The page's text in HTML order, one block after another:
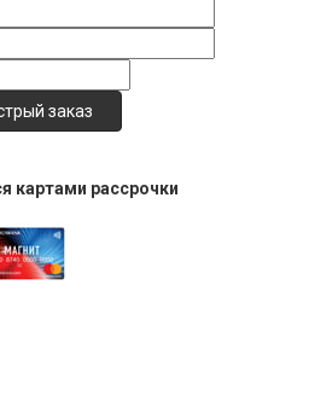
картами рассрочки